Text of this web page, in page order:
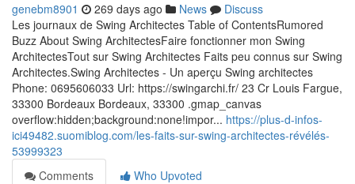
genebm8901 269 days ago News
Discuss
Les journaux de Swing Architectes Table of ContentsRumored
Buzz About Swing ArchitectesFaire fonctionner mon Swing
ArchitectesTout sur Swing Architectes Faits peu connus sur Swing
Architectes.Swing Architectes - Un aperçu Swing architectes
Phone: 0695606033 Url: https://swingarchi.fr/ 23 Cr Louis Fargue,
33300 Bordeaux Bordeaux, 33300 .gmap_canvas
overflow:hidden;background:none!impor... https://plus-d-infos-
ici49482.suomiblog.com/les-faits-sur-swing-architectes-révélés-
53999323
Comments
Who Upvoted